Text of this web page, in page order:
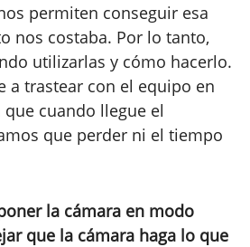
permiten conseguir esa
nos costaba. Por lo tanto,
utilizarlas y cómo hacerlo.
a trastear con el equipo en
cuando llegue el
que perder ni el tiempo
la cámara en modo
que la cámara haga lo que